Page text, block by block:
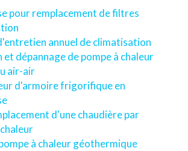
pour remplacement de filtres
annuel de climatisation
et dépannage de pompe à chaleur
air-air
d'armoire frigorifique en
d'une chaudière par
à chaleur géothermique